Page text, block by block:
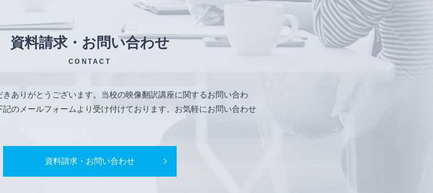
資料請求・お問い合わせ
CONTACT
きありがとうございます。当校の映像翻訳講座に関するお問い合わ
のメールフォームより受け付けております。お気軽にお問い合わせ
資料請求・お問い合わせ